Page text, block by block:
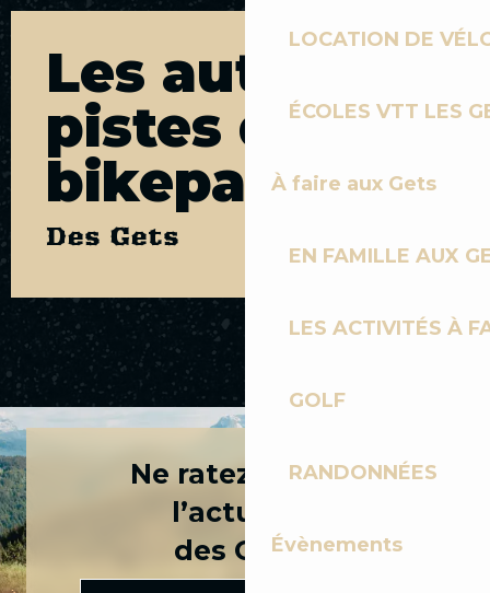
LOCATION DE
ÉCOLES VTT LES
À faire aux Gets
EN FAMILLE AUX
LES ACTIVITÉS À
GOLF
RANDONNÉES
Évènements
Les autres
pistes du
bikepark
Des Gets
LA ROUE LIBRE
Ne ratez rien de
l’actualité
des Gets !